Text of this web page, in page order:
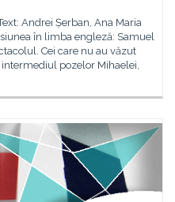
Andrei Șerban, Ana Maria
în limba engleză: Samuel
Cei care nu au văzut
pozelor Mihaelei,